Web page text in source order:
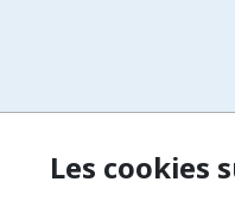
Les cookies